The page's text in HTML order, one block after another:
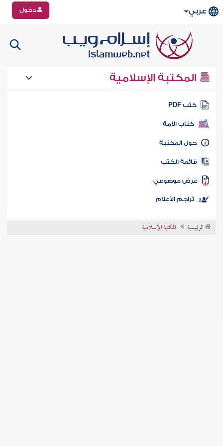
عربي دخول
المكتبة الإسلامية
كتب PDF
كتاب الأمة
المكتبة
الكتب
موضوعي
تراجم الأعلام
الرئيسية المكتبة الإسلامية